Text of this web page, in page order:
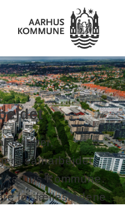
i samarbejdet
Kommune.
for fællesrådene